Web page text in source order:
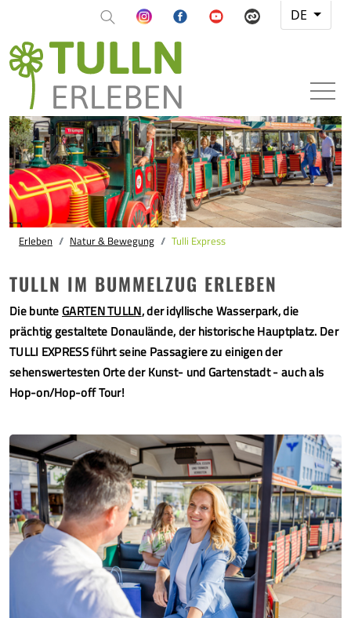
DE
Erleben Natur & Bewegung Tulli Express
TULLN IM BUMMELZUG ERLEBEN
Die bunteGARTEN TULLN, der idyllische Wasserpark, die
prächtig gestaltete Donaulände, der historische Hauptplatz. Der
TULLI EXPRESS führt seine Passagiere zu einigen der
sehenswertesten Orte der Kunst- und Gartenstadt - auch als
Hop-on/Hop-off Tour!